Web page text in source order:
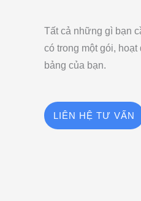
Tất cả những gì bạn
có trong một gói,
bảng của bạn.
LIÊN HỆ TƯ VẤN